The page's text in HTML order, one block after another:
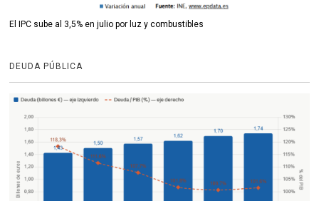
El IPC sube al 3,5% en julio por luz y combustibles
DEUDA PÚBLICA